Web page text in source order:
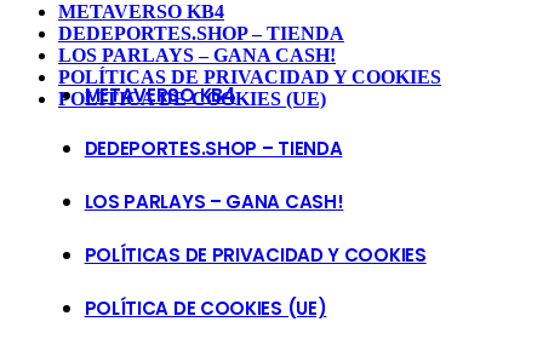
METAVERSO KB4
DEDEPORTES.SHOP – TIENDA
LOS PARLAYS – GANA CASH!
POLÍTICAS DE PRIVACIDAD Y COOKIES
POLÍTICA DE COOKIES (UE)
METAVERSO KB4
DEDEPORTES.SHOP – TIENDA
LOS PARLAYS – GANA CASH!
POLÍTICAS DE PRIVACIDAD Y COOKIES
POLÍTICA DE COOKIES (UE)